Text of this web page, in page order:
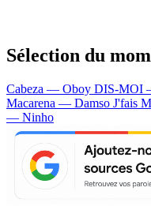
Sélection du
Cabeza — Oboy DIS-MOI
Macarena — Damso J'fais
— Ninho